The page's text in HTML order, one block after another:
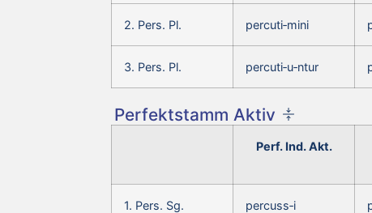
2. Pers. Pl. percuti‑mini
3. Pers. Pl. percuti‑u‑ntur
Perfektstamm Aktiv
Perf. Ind. Akt.
1. Pers. Sg. percuss‑i